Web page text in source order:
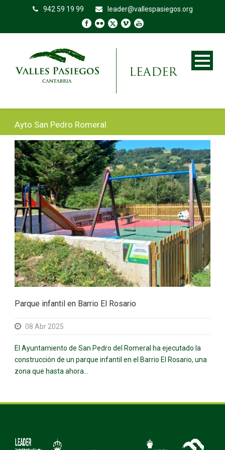
942 59 19 99 leader@vallespasiegos.org
Ayto San Pedro Romeral
Parque infantil en Barrio El Rosario
08 Abr 2025
El Ayuntamiento de San Pedro del Romeral ha ejecutado la
construcción de un parque infantil en el Barrio El Rosario, una
zona que hasta ahora...